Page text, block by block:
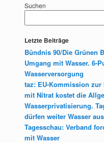
Suchen
Letzte Beiträge
Bündnis 90/Die Grünen
Umgang mit Wasser. 6-
Wasserversorgung
taz: EU-Kommission
mit Nitrat kostet die
Wasserprivatisierung.
dürfen weiter Wasser
Tagesschau: Verband
mit Wasser